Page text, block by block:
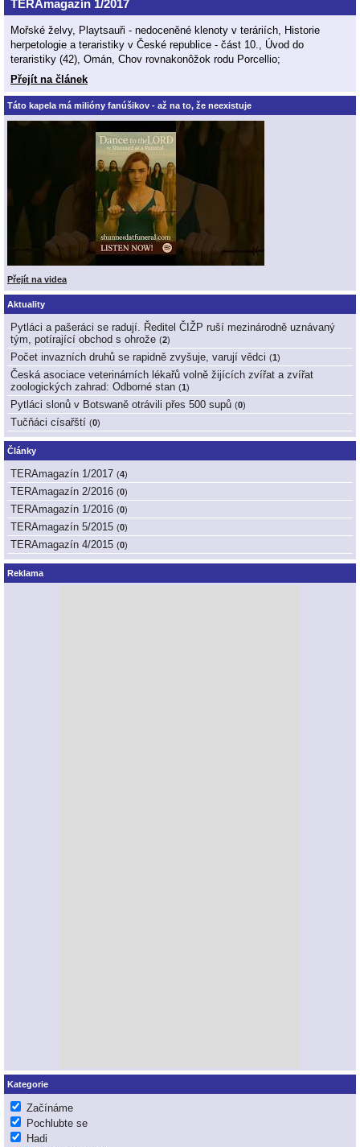
TERAmagazín 1/2017
Mořské želvy, Playtsauři - nedoceněné klenoty v teráriích, Historie
herpetologie a teraristiky v České republice - část 10., Úvod do
teraristiky (42), Omán, Chov rovnakonôžok rodu Porcellio;
Přejít na článek
Táto kapela má milióny fanúšikov - až na to, že neexistuje
Přejít na videa
Aktuality
Pytláci a pašeráci se radují. Ředitel ČIŽP ruší mezinárodně uznávaný
tým, potírající obchod s ohrože (2)
Počet invazních druhů se rapidně zvyšuje, varují vědci (1)
Česká asociace veterinárních lékařů volně žijících zvířat a zvířat
zoologických zahrad: Odborné stan (1)
Pytláci slonů v Botswaně otrávili přes 500 supů (0)
Tučňáci císařští (0)
Články
TERAmagazín 1/2017 (4)
TERAmagazín 2/2016 (0)
TERAmagazín 1/2016 (0)
TERAmagazín 5/2015 (0)
TERAmagazín 4/2015 (0)
Reklama
Kategorie
Začínáme
Pochlubte se
Hadi